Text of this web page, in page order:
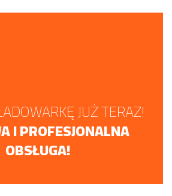
JUŻ TERAZ!
I PROFESJONALNA
OBSŁUGA!